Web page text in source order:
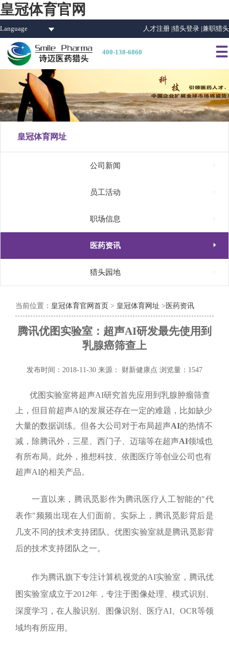
皇冠体育官网
Language 人才注册 |猎头登录 |兼职猎头
400-138-6860 
皇冠体育网址
公司新闻
员工活动
职场信息
医药资讯 
猎头园地
当前位置： 皇冠体育官网首页 > 皇冠体育网址 > 医药资讯
腾讯优图实验室：超声AI研发最先使用到
乳腺癌筛查上
发布时间：2018-11-30 来源： 财新健康点 浏览量：1547
优图实验室将超声AI研究首先应用到乳腺肿瘤筛查
上，但目前超声AI的发展还存在一定的难题，比如缺少
大量的数据训练。但各大公司对于布局超声AI的热情不
减，除腾讯外，三星、西门子、迈瑞等在超声AI领域也
有所布局。此外，推想科技、依图医疗等创业公司也有
超声AI的相关产品。
一直以来，腾讯觅影作为腾讯医疗人工智能的"代
表作"频频出现在人们面前。实际上，腾讯觅影背后是
几支不同的技术支持团队。优图实验室就是腾讯觅影背
后的技术支持团队之一。
作为腾讯旗下专注计算机视觉的AI实验室，腾讯优
图实验室成立于2012年，专注于图像处理、模式识别、
深度学习，在人脸识别、图像识别、医疗AI、 OCR等领
域均有所应用。